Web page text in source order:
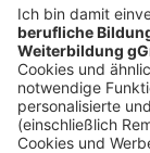
shop@dihk-
Vertrag
Zahlungsarten